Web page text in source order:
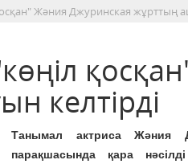
Жәния Джуринская жұрттың
келтірді
Танымал актриса Жәния
парақшасында қара